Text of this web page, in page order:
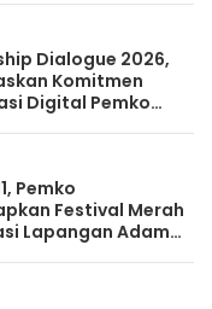
Dialogue 2026,
Komitmen
Digital Pemko
Pemko
Festival Merah
Lapangan Adam